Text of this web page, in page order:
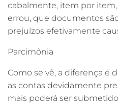
cabalmente, item por
errou, que documentos
prejuízos efetivamente
Parcimônia
Como se vê, a diferença é
as contas devidamente
mais poderá ser